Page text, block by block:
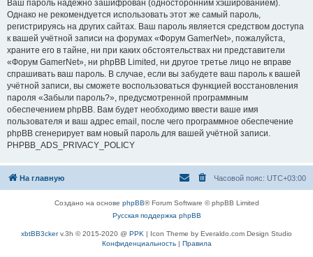
Ваш пароль надёжно зашифрован (односторонним хэшированием).
Однако не рекомендуется использовать этот же самый пароль,
регистрируясь на других сайтах. Ваш пароль является средством доступа
к вашей учётной записи на форумах «Форум GamerNet», пожалуйста,
храните его в тайне, ни при каких обстоятельствах ни представители
«Форум GamerNet», ни phpBB Limited, ни другое третье лицо не вправе
спрашивать ваш пароль. В случае, если вы забудете ваш пароль к вашей
учётной записи, вы сможете воспользоваться функцией восстановления
пароля «Забыли пароль?», предусмотренной программным
обеспечением phpBB. Вам будет необходимо ввести ваше имя
пользователя и ваш адрес email, после чего программное обеспечение
phpBB сгенерирует вам новый пароль для вашей учётной записи.
PHPBB_ADS_PRIVACY_POLICY
На главную Часовой пояс: UTC+03:00
Создано на основе phpBB® Forum Software © phpBB Limited
Русская поддержка phpBB
xbtBB3ckerv.3h © 2015-2020 @ PPK | Icon Theme by Everaldo.com Design Studio
Конфиденциальность| Правила